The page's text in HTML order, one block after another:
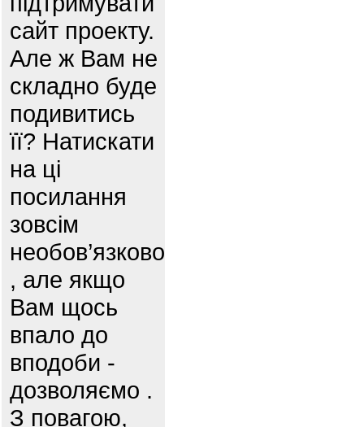
сайт проекту.
Але ж Вам не
складно буде
подивитись
її? Натискати
на ці
посилання
зовсім
необов’язково
, але якщо
Вам щось
впало до
вподоби -
дозволяємо .
З повагою,